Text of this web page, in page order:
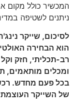
המכשיר כולל מקום
ניתנים לשטיפה
הוא הבחירה
רב-תכליתי, חזק
ומכלים מותאמים,
בכל פעם מחדש.
של השייקר